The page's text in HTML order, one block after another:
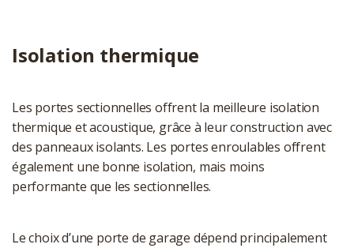
Isolation thermique
Les portes sectionnelles offrent la meilleure isolation
thermique et acoustique, grâce à leur construction avec
des panneaux isolants. Les portes enroulables offrent
également une bonne isolation, mais moins
performante que les sectionnelles.
Le choix d’une porte de garage dépend principalement